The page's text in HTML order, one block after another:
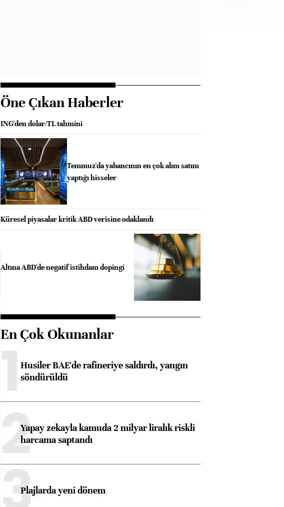
Öne Çıkan Haberler
ING'den dolar/TL tahmini
Temmuz'da yabancının en çok alım satım
yaptığı hisseler
Küresel piyasalar kritik ABD verisine odaklandı
Altına ABD'de negatif istihdam dopingi
En Çok Okunanlar
1Husiler BAE'de rafineriye saldırdı, yangın
söndürüldü
2Yapay zekayla kamuda 2 milyar liralık riskli
harcama saptandı
3Plajlarda yeni dönem